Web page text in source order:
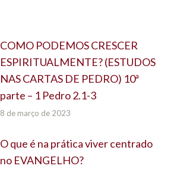
COMO PODEMOS CRESCER
ESPIRITUALMENTE? (ESTUDOS
NAS CARTAS DE PEDRO) 10ª
parte – 1 Pedro 2.1-3
8 de março de 2023
O que é na prática viver centrado
no EVANGELHO?